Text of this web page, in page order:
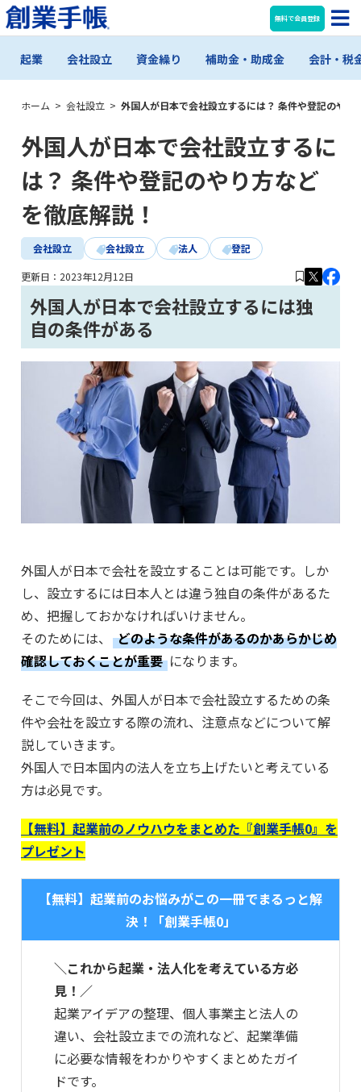
無料で会員登録
起業 会社設立 資金繰り 補助金・助成金 会計・税
ホーム > 会社設立 > 外国人が日本で会社設立するには？ 条件や登記のやり
外国人が日本で会社設立するに
は？ 条件や登記のやり方など
を徹底解説！
会社設立 会社設立 法人 登記
更新日： 2023年12月12日
外国人が日本で会社設立するには独
自の条件がある
外国人が日本で会社を設立することは可能です。しか
し、設立するには日本人とは違う独自の条件があるた
め、把握しておかなければいけません。
そのためには、
どのような条件があるのかあらかじめ
確認しておくことが重要 になります。
そこで今回は、外国人が日本で会社設立するための条
件や会社を設立する際の流れ、注意点などについて解
説していきます。
外国人で日本国内の法人を立ち上げたいと考えている
方は必見です。
【無料】起業前のノウハウをまとめた『創業手帳0』を
プレゼント
【無料】起業前のお悩みがこの一冊でまるっと解
決！「創業手帳0」
＼これから起業・法人化を考えている方必
見！／
起業アイデアの整理、個人事業主と法人の
違い、会社設立までの流れなど、起業準備
に必要な情報をわかりやすくまとめたガイ
ドです。